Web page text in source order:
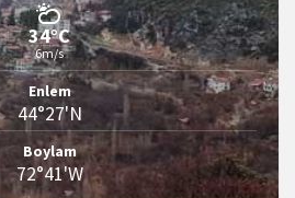
34°C
6m/s
Enlem
44°27'N
Boylam
72°41'W